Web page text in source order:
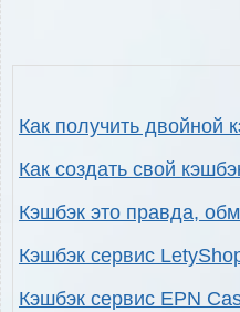
Как получить двойной
Как создать свой
Кэшбэк это правда,
Кэшбэк сервис
Кэшбэк сервис EPN